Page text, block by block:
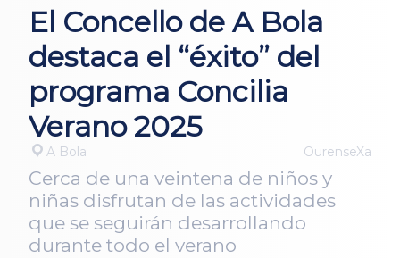
El Concello de A Bola
destaca el “éxito” del
programa Concilia
Verano 2025
A Bola OurenseXa
Cerca de una veintena de niños y
niñas disfrutan de las actividades
que se seguirán desarrollando
durante todo el verano